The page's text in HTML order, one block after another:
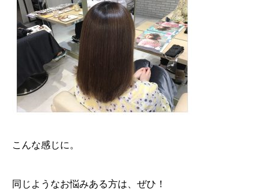
こんな感じに。
同じようなお悩みある方は、ぜひ！